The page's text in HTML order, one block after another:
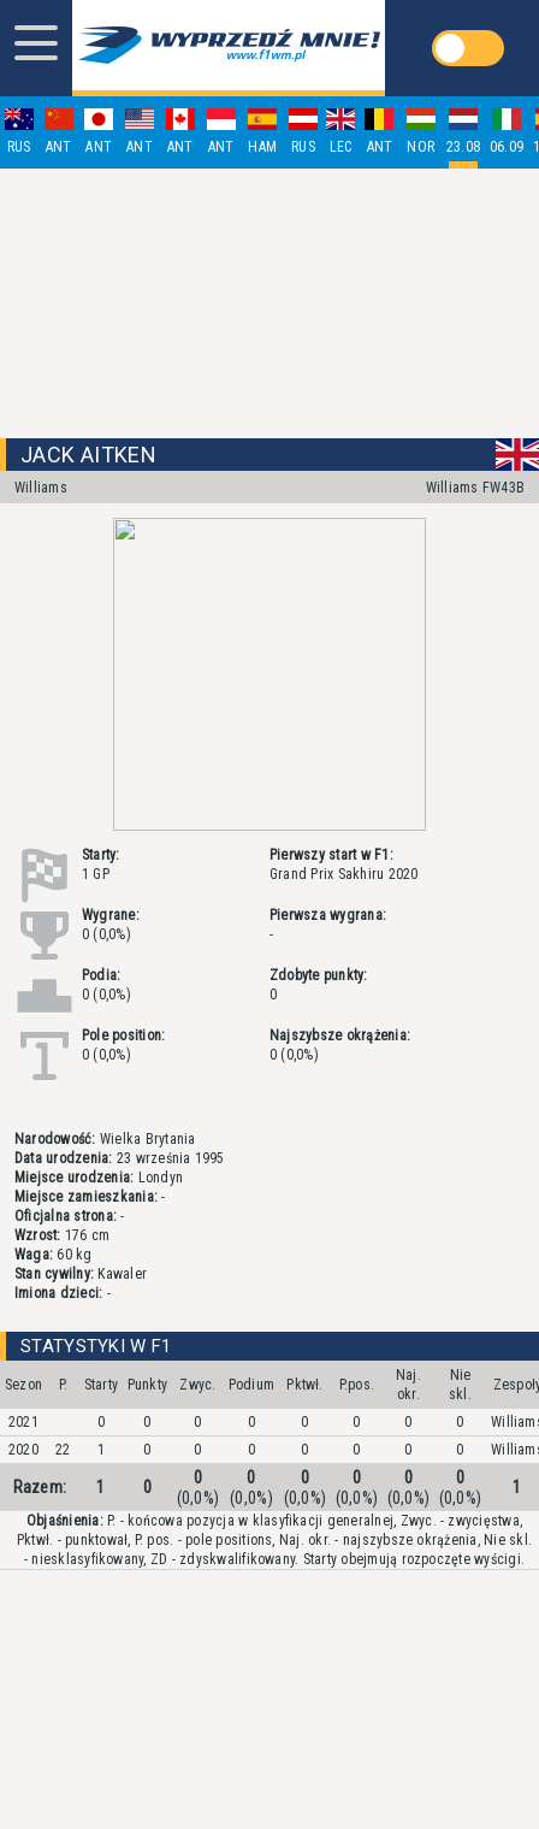
RUS ANT ANT ANT ANT ANT HAM RUS LEC ANT NOR 23.08 06.09
JACK AITKEN
Williams Williams FW43B
Starty:
1 GP
Pierwszy start w F1:
Grand Prix Sakhiru 2020
Wygrane:
0 (0,0%)
Pierwsza wygrana:
-
Podia:
0 (0,0%)
Zdobyte punkty:
0
Pole position:
0 (0,0%)
Najszybsze okrążenia:
0 (0,0%)
Narodowość: Wielka Brytania
Data urodzenia: 23 września 1995
Miejsce urodzenia: Londyn
Miejsce zamieszkania: -
Oficjalna strona: -
Wzrost: 176 cm
Waga: 60 kg
Stan cywilny: Kawaler
Imiona dzieci: -
STATYSTYKI W F1
Sezon P. Starty Punkty Zwyc. Podium Pktwł. P.pos.
Naj.
okr.
Nie
skl.
2021 0 0 0 0 0 0 0 0
2020
22 1 0 0 0 0 0 0 0
Razem: 1 0
0
(0,0%)
0
(0,0%)
0
(0,0%)
0
(0,0%)
0
(0,0%)
0
(0,0%)
1
Objaśnienia:P. - końcowa pozycja w klasyfikacji generalnej, Zwyc. - zwycięstwa,
Pktwł. - punktował, P. pos. - pole positions, Naj. okr. - najszybsze okrążenia, Nie skl.
- niesklasyfikowany, ZD - zdyskwalifikowany. Starty obejmują rozpoczęte wyścigi.